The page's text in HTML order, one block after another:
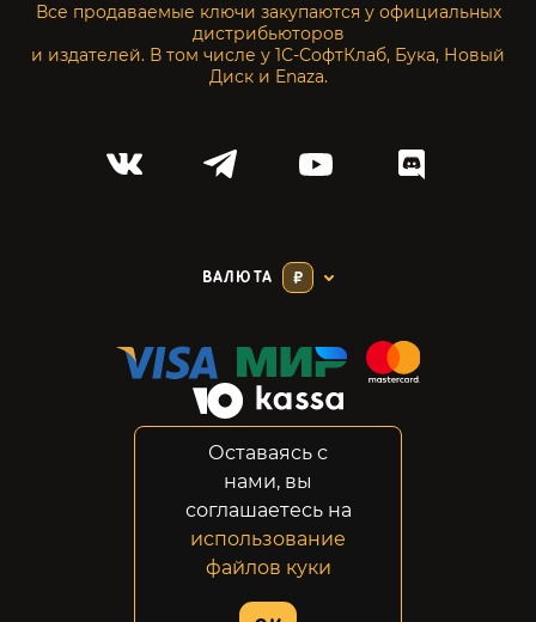
Все продаваемые ключи закупаются у официальных
дистрибьюторов
и издателей. В том числе у 1С-СофтКлаб, Бука, Новый
Диск и Enaza.
ВАЛЮТА ₽
Конфиденциальность
Возвраты
Правовая информация
© 2014-2026 GabeStore
Оставаясь с
нами, вы
соглашаетесь на
использование
файлов куки